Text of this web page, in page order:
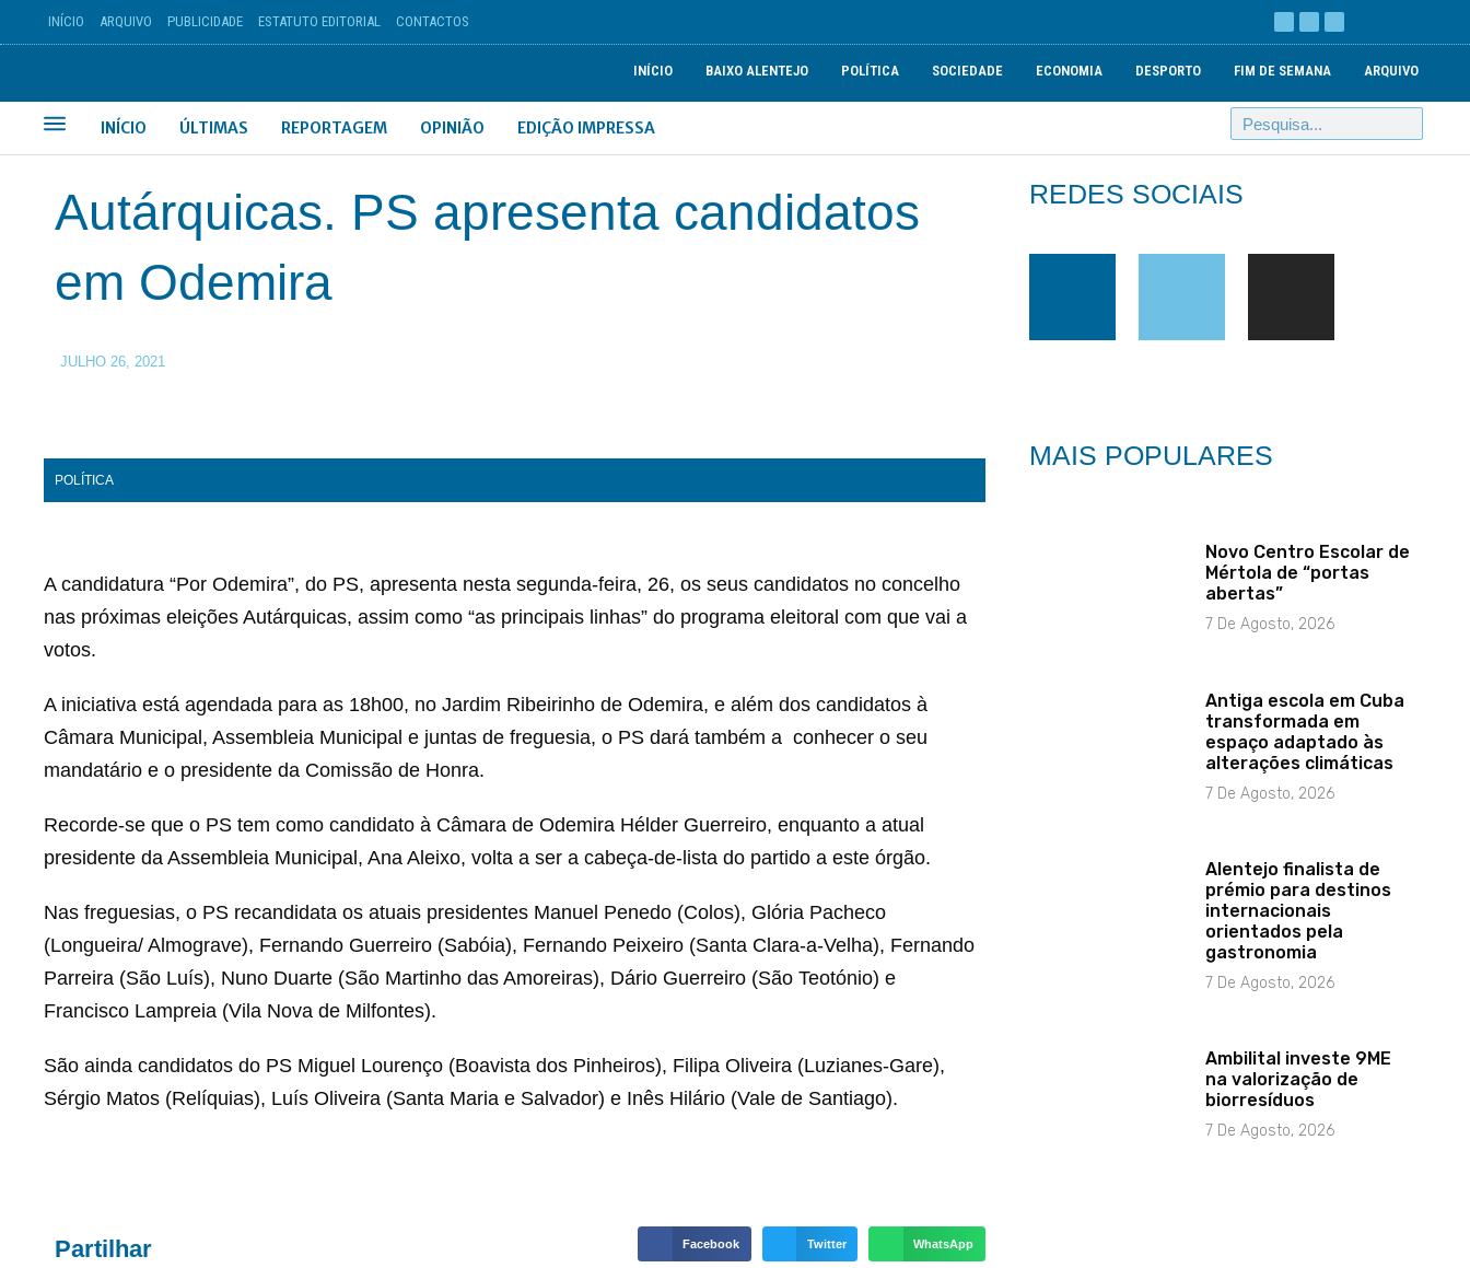
INÍCIO ARQUIVO PUBLICIDADE ESTATUTO EDITORIAL CONTACTOS
INÍCIO BAIXO ALENTEJO POLÍTICA SOCIEDADE ECONOMIA DESPORTO FIM DE SEMANA ARQUIVO
INÍCIO ÚLTIMAS REPORTAGEM OPINIÃO EDIÇÃO IMPRESSA
Autárquicas. PS apresenta candidatos
em Odemira
JULHO 26, 2021
POLÍTICA
A candidatura “Por Odemira”, do PS, apresenta nesta segunda-feira, 26, os seus candidatos no concelho
nas próximas eleições Autárquicas, assim como “as principais linhas” do programa eleitoral com que vai a
votos.
A iniciativa está agendada para as 18h00, no Jardim Ribeirinho de Odemira, e além dos candidatos à
Câmara Municipal, Assembleia Municipal e juntas de freguesia, o PS dará também a conhecer o seu
mandatário e o presidente da Comissão de Honra.
Recorde-se que o PS tem como candidato à Câmara de Odemira Hélder Guerreiro, enquanto a atual
presidente da Assembleia Municipal, Ana Aleixo, volta a ser a cabeça-de-lista do partido a este órgão.
Nas freguesias, o PS recandidata os atuais presidentes Manuel Penedo (Colos), Glória Pacheco
(Longueira/ Almograve), Fernando Guerreiro (Sabóia), Fernando Peixeiro (Santa Clara-a-Velha), Fernando
Parreira (São Luís), Nuno Duarte (São Martinho das Amoreiras), Dário Guerreiro (São Teotónio) e
Francisco Lampreia (Vila Nova de Milfontes).
São ainda candidatos do PS Miguel Lourenço (Boavista dos Pinheiros), Filipa Oliveira (Luzianes-Gare),
Sérgio Matos (Relíquias), Luís Oliveira (Santa Maria e Salvador) e Inês Hilário (Vale de Santiago).
Partilhar Facebook Twitter WhatsApp
REDES SOCIAIS
MAIS POPULARES
Novo Centro Escolar de
Mértola de “portas
abertas”
7 De Agosto, 2026
Antiga escola em Cuba
transformada em
espaço adaptado às
alterações climáticas
7 De Agosto, 2026
Alentejo finalista de
prémio para destinos
internacionais
orientados pela
gastronomia
7 De Agosto, 2026
Ambilital investe 9ME
na valorização de
biorresíduos
7 De Agosto, 2026